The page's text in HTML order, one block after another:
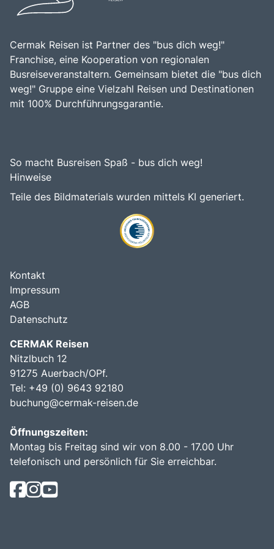
Cermak Reisen ist Partner des "bus dich weg!"
Franchise, eine Kooperation von regionalen
Busreiseveranstaltern. Gemeinsam bietet die "bus dich
weg!" Gruppe eine Vielzahl Reisen und Destinationen
mit 100% Durchführungsgarantie.
So macht Busreisen Spaß - bus dich weg!
Hinweise
Teile des Bildmaterials wurden mittels KI generiert.
Kontakt
Impressum
AGB
Datenschutz
CERMAK Reisen
Nitzlbuch 12
91275 Auerbach/OPf.
Tel: +49 (0) 9643 92180
buchung@cermak-reisen.de
Öffnungszeiten:
Montag bis Freitag sind wir von 8.00 - 17.00 Uhr
telefonisch und persönlich für Sie erreichbar.